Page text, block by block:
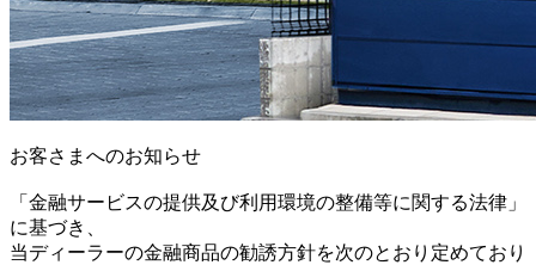
お客さまへのお知らせ
「金融サービスの提供及び利用環境の整備等に関する法律」
に基づき、
当ディーラーの金融商品の勧誘方針を次のとおり定めており